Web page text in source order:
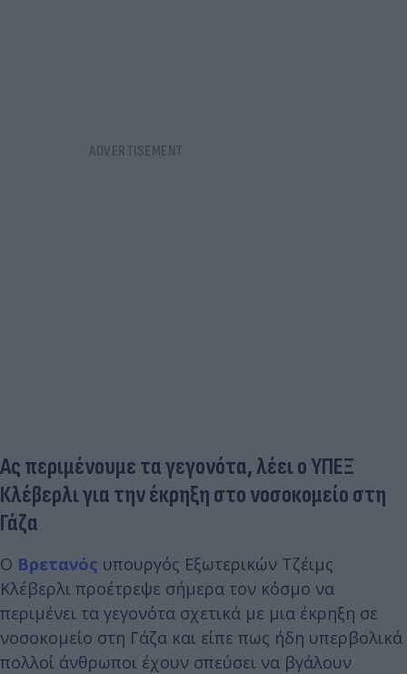
Ας περιμένουμε τα γεγονότα, λέει ο ΥΠΕΞ
Κλέβερλι για την έκρηξη στο νοσοκομείο στη
Γάζα
Ο Βρετανός υπουργός Εξωτερικών Τζέιμς
Κλέβερλι προέτρεψε σήμερα τον κόσμο να
περιμένει τα γεγονότα σχετικά με μια έκρηξη σε
νοσοκομείο στη Γάζα και είπε πως ήδη υπερβολικά
πολλοί άνθρωποι έχουν σπεύσει να βγάλουν